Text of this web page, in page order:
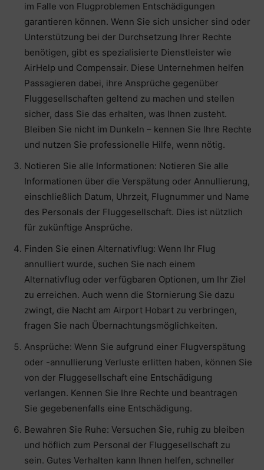
im Falle von Flugproblemen Entschädigungen
garantieren können. Wenn Sie sich unsicher sind oder
Unterstützung bei der Durchsetzung Ihrer Rechte
benötigen, gibt es spezialisierte Dienstleister wie
AirHelp und Compensair. Diese Unternehmen helfen
Passagieren dabei, ihre Ansprüche gegenüber
Fluggesellschaften geltend zu machen und stellen
sicher, dass Sie das erhalten, was Ihnen zusteht.
Bleiben Sie nicht im Dunkeln – kennen Sie Ihre Rechte
und nutzen Sie professionelle Hilfe, wenn nötig.
Notieren Sie alle Informationen: Notieren Sie alle
Informationen über die Verspätung oder Annullierung,
einschließlich Datum, Uhrzeit, Flugnummer und Name
des Personals der Fluggesellschaft. Dies ist nützlich
für zukünftige Ansprüche.
Finden Sie einen Alternativflug: Wenn Ihr Flug
annulliert wurde, suchen Sie nach einem
Alternativflug oder verfügbaren Optionen, um Ihr Ziel
zu erreichen. Auch wenn die Stornierung Sie dazu
zwingt, die Nacht am Airport Hobart zu verbringen,
fragen Sie nach Übernachtungsmöglichkeiten.
Ansprüche: Wenn Sie aufgrund einer Flugverspätung
oder -annullierung Verluste erlitten haben, können Sie
von der Fluggesellschaft eine Entschädigung
verlangen. Kennen Sie Ihre Rechte und beantragen
Sie gegebenenfalls eine Entschädigung.
Bewahren Sie Ruhe: Versuchen Sie, ruhig zu bleiben
und höflich zum Personal der Fluggesellschaft zu
sein. Gutes Verhalten kann Ihnen helfen, schneller